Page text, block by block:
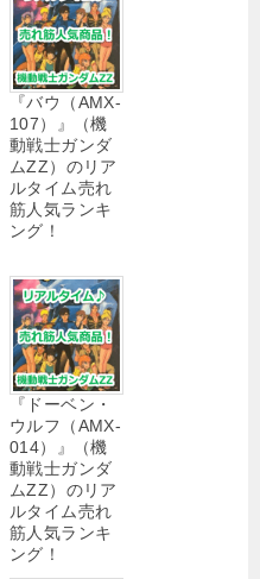
『バウ（AMX-
107）』（機
動戦士ガンダ
ムΖΖ）のリア
ルタイム売れ
筋人気ランキ
ング！
『ドーベン・
ウルフ（AMX-
014）』（機
動戦士ガンダ
ムΖΖ）のリア
ルタイム売れ
筋人気ランキ
ング！